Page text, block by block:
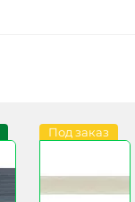
Под заказ